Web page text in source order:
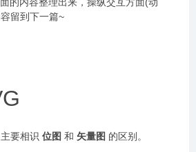
留到下一篇~
要相识 位图 和 矢量图 的区别。